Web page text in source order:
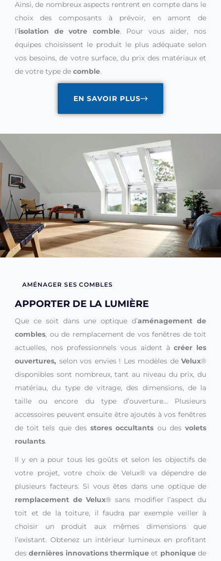
Ainsi, de nombreux aspects rentrent en compte dans le
choix des composants à prévoir, en amont de
l’isolation de votre comble. Pour vous aider, nos
équipes choisissent le produit le plus adéquate selon
vos besoins, de votre surface, du prix des matériaux et
de votre type de comble.
EN SAVOIR PLUS
AMÉNAGER SES COMBLES
APPORTER DE LA LUMIÈRE
Que ce soit dans une optique d’aménagement de
combles, ou de remplacement de vos fenêtres de toit
actuelles, nos professionnels vous aident àcréer les
ouvertures, selon vos envies ! Les modèles de Velux®
disponibles sont nombreux, tant au niveau du prix, du
matériau, du type de vitrage, des dimensions, de la
taille ou encore du type d’ouverture… Plusieurs
accessoires peuvent ensuite être ajoutés à vos fenêtres
de toit tels que desstores occultants ou desvolets
roulants.
Il y en a pour tous les goûts et selon les objectifs de
votre projet, votre choix de Velux® va dépendre de
plusieurs facteurs. Si vous êtes dans une optique de
remplacement de Velux® sans modifier l’aspect du
toit et de la toiture, il faudra par exemple veiller à
choisir un produit aux mêmes dimensions que
l’existant. Obtenez un intérieur lumineux en profitant
desdernières innovations thermique et phoniquede